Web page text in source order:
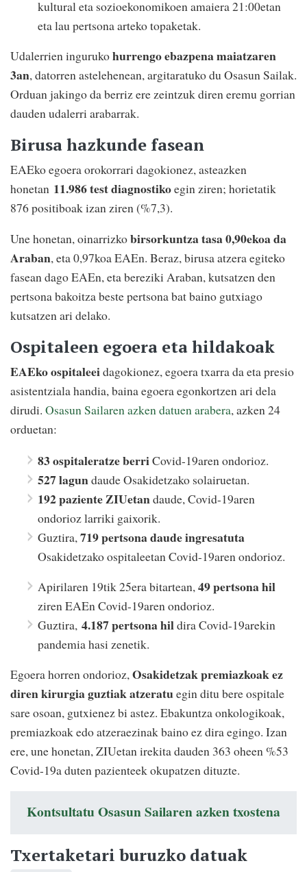
kultural eta sozioekonomikoen amaiera 21:00etan
eta lau pertsona arteko topaketak.
Udalerrien ingurukohurrengo ebazpena maiatzaren
3an, datorren astelehenean, argitaratuko du Osasun Sailak.
Orduan jakingo da berriz ere zeintzuk diren eremu gorrian
dauden udalerri arabarrak.
Birusa hazkunde fasean
EAEko egoera orokorrari dagokionez, asteazken
honetan 11.986 test diagnostikoegin ziren; horietatik
876 positiboak izan ziren (%7,3).
Une honetan, oinarrizkobirsorkuntza tasa 0,90ekoa da
Araban, eta 0,97koa EAEn. Beraz, birusa atzera egiteko
fasean dago EAEn, eta bereziki Araban, kutsatzen den
pertsona bakoitza beste pertsona bat baino gutxiago
kutsatzen ari delako.
Ospitaleen egoera eta hildakoak
EAEko ospitaleeidagokionez, egoera txarra da eta presio
asistentziala handia, baina egoera egonkortzen ari dela
dirudi. Osasun Sailaren azken datuen arabera, azken 24
orduetan:
83 ospitaleratze berriCovid-19aren ondorioz.
527 lagundaude Osakidetzako solairuetan.
192 paziente ZIUetandaude, Covid-19aren
ondorioz larriki gaixorik.
Guztira, 719 pertsona daude ingresatuta
Osakidetzako ospitaleetan Covid-19aren ondorioz.
Apirilaren 19tik 25era bitartean, 49 pertsona hil
ziren EAEn Covid-19aren ondorioz.
Guztira, 4.187 pertsona hildira Covid-19arekin
pandemia hasi zenetik.
Egoera horren ondorioz, Osakidetzak premiazkoak ez
diren kirurgia guztiak atzeratuegin ditu bere ospitale
sare osoan, gutxienez bi astez. Ebakuntza onkologikoak,
premiazkoak edo atzeraezinak baino ez dira egingo. Izan
ere, une honetan, ZIUetan irekita dauden 363 oheen %53
Covid-19a duten pazienteek okupatzen dituzte.
Kontsultatu Osasun Sailaren azken txostena
Txertaketari buruzko datuak